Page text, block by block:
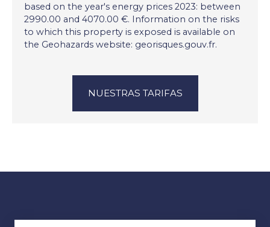
based on the year's energy prices 2023: between
2990.00 and 4070.00 €. Information on the risks
to which this property is exposed is available on
the Geohazards website: georisques.gouv.fr.
NUESTRAS TARIFAS